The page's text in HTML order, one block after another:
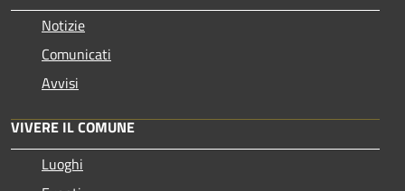
Notizie
Comunicati
Avvisi
VIVERE IL COMUNE
Luoghi